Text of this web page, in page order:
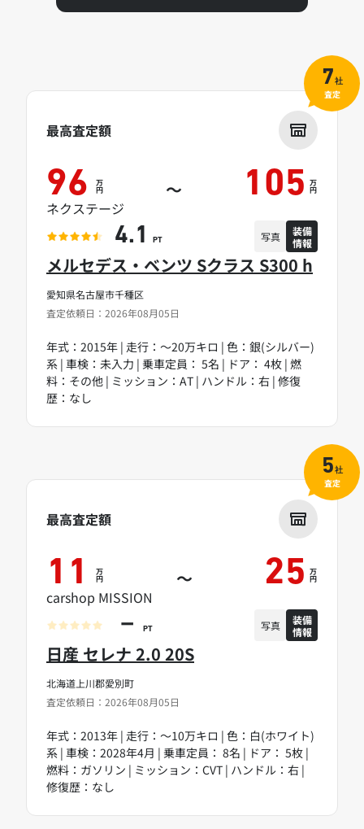
愛知県名古屋市千種区
査定依頼日：2026年08月05日
メルセデス・ベンツ Sクラス S300 h
年式：2015年 | 走行：～20万キロ | 色：銀(シルバー)
系 | 車検：未入力 | 乗車定員： 5名 | ドア： 4枚 | 燃
料：その他 | ミッション：AT | ハンドル：右 | 修復
歴：なし
最高査定額
96 万
円 ～ 105 万
円
ネクステージ
4.1 PT 写真
装備
情報
7社
査定
北海道上川郡愛別町
査定依頼日：2026年08月05日
日産 セレナ 2.0 20S
年式：2013年 | 走行：～10万キロ | 色：白(ホワイト)
系 | 車検：2028年4月 | 乗車定員： 8名 | ドア： 5枚 |
燃料：ガソリン | ミッション：CVT | ハンドル：右 |
修復歴：なし
最高査定額
11 万
円 ～ 25 万
円
carshop MISSION
－ PT 写真
装備
情報
5社
査定